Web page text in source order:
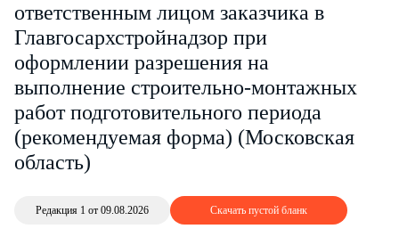
ответственным лицом заказчика в
Главгосархстройнадзор при
оформлении разрешения на
выполнение строительно-монтажных
работ подготовительного периода
(рекомендуемая форма) (Московская
область)
Редакция 1 от 09.08.2026 Скачать пустой бланк